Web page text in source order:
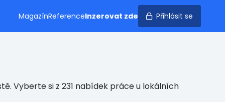
MagazínReferenceInzerovat zde Přihlásit se
Vyberte si z 231 nabídek práce u lokálních